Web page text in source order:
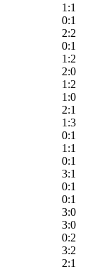
1:1
0:1
2:2
0:1
1:2
2:0
1:2
1:0
2:1
1:3
0:1
1:1
0:1
3:1
0:1
0:1
3:0
3:0
0:2
3:2
2:1